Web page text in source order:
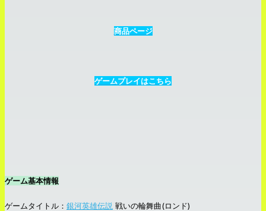
商品ページ
ゲームプレイはこちら
ゲーム基本情報
ゲームタイトル： 銀河英雄伝説 戦いの輪舞曲(ロンド)